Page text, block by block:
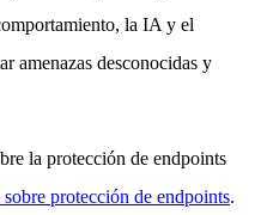
la IA y el
amenazas desconocidas y
la protección de endpoints
protección de endpoints.